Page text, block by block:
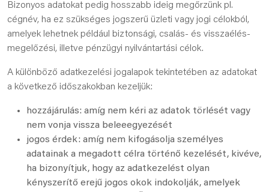
Bizonyos adatokat pedig hosszabb ideig megőrzünk pl.
cégnév, ha ez szükséges jogszerű üzleti vagy jogi célokból,
amelyek lehetnek például biztonsági, csalás- és visszaélés-
megelőzési, illetve pénzügyi nyilvántartási célok.
A különböző adatkezelési jogalapok tekintetében az adatokat
a következő időszakokban kezeljük:
hozzájárulás: amíg nem kéri az adatok törlését vagy
nem vonja vissza beleeegyezését
jogos érdek: amíg nem kifogásolja személyes
adatainak a megadott célra történő kezelését, kivéve,
ha bizonyítjuk, hogy az adatkezelést olyan
kényszerítő erejű jogos okok indokolják, amelyek